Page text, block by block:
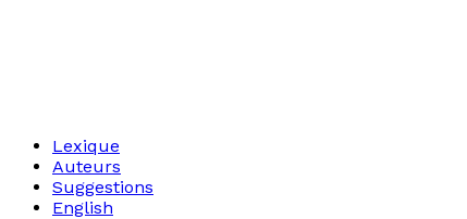
Lexique
Auteurs
Suggestions
English